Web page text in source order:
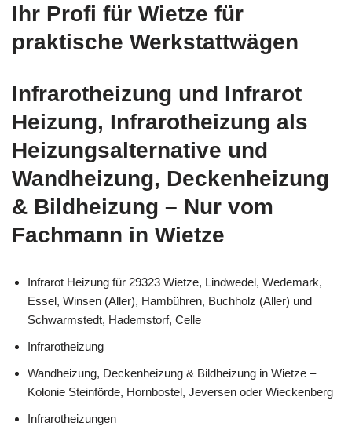
Ihr Profi für Wietze für
praktische Werkstattwägen
Infrarotheizung und Infrarot
Heizung, Infrarotheizung als
Heizungsalternative und
Wandheizung, Deckenheizung
& Bildheizung – Nur vom
Fachmann in Wietze
Infrarot Heizung für 29323 Wietze, Lindwedel, Wedemark,
Essel, Winsen (Aller), Hambühren, Buchholz (Aller) und
Schwarmstedt, Hademstorf, Celle
Infrarotheizung
Wandheizung, Deckenheizung & Bildheizung in Wietze –
Kolonie Steinförde, Hornbostel, Jeversen oder Wieckenberg
Infrarotheizungen